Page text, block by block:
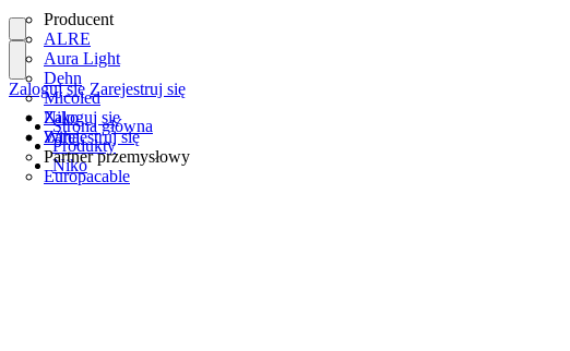
Producent
ALRE
Aura Light
Dehn
Micoled
Niko
Wiha
Partner przemysłowy
Europacable
Zaloguj się
Zarejestruj się
Zaloguj się Zarejestruj się
Strona główna
Produkty
Niko